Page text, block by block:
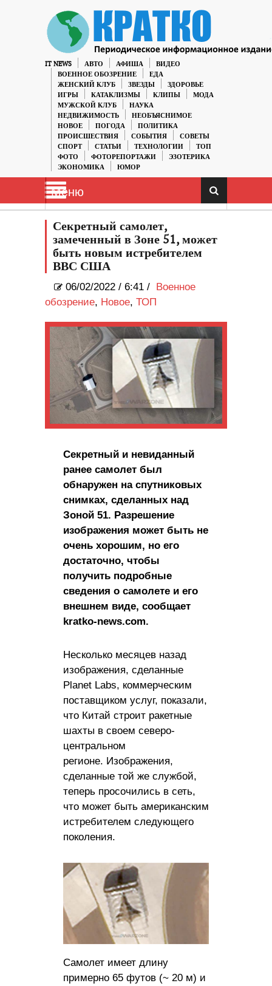
IT NEWS АВТО АФИША
ВИДЕО
ВОЕННОЕ ОБОЗРЕНИЕ
ЕДА
ЖЕНСКИЙ КЛУБ
ЗВЕЗДЫ
ЗДОРОВЬЕ
ИГРЫ
КАТАКЛИЗМЫ КЛИПЫ
МОДА
МУЖСКОЙ КЛУБ
НАУКА
НЕДВИЖИМОСТЬ
НЕОБЪЯСНИМОЕ
НОВОЕ
ПОГОДА
ПОЛИТИКА
ПРОИСШЕСТВИЯ
СОБЫТИЯ
СОВЕТЫ
СПОРТ
СТАТЬИ ТЕХНОЛОГИИ
ТОП
ФОТО
ФОТОРЕПОРТАЖИ
ЭЗОТЕРИКА
ЭКОНОМИКА
ЮМОР
Меню
Секретный самолет,
замеченный в Зоне 51, может
быть новым истребителем
ВВС США
06/02/2022 / 6:41 / Военное
обозрение, Новое, ТОП
Секретный и невиданный
ранее самолет был
обнаружен на спутниковых
снимках, сделанных над
Зоной 51. Разрешение
изображения может быть не
очень хорошим, но его
достаточно, чтобы
получить подробные
сведения о самолете и его
внешнем виде, сообщает
kratko-news.com.
Несколько месяцев назад
изображения, сделанные
Planet Labs, коммерческим
поставщиком услуг, показали,
что Китай строит ракетные
шахты в своем северо-
центральном
регионе. Изображения,
сделанные той же службой,
теперь просочились в сеть,
что может быть американским
истребителем следующего
поколения.
Самолет имеет длину
примерно 65 футов (~ 20 м) и